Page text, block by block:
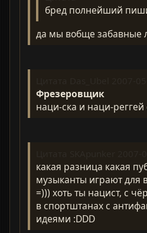
бред полнейший
да мы вобще забавные
Фрезеровщик
наци-ска и наци-
какая разница какая
музыканты играют для
=))) хоть ты нацист, с
в спортштанах с
идеями :DDD